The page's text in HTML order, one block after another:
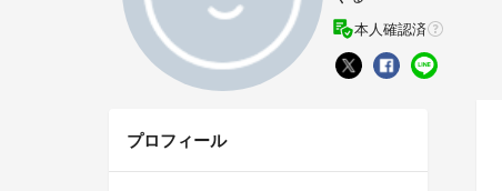
本人確認済
プロフィール